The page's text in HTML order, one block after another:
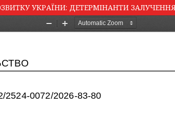
УКРАЇНИ: ДЕТЕРМІНАНТИ